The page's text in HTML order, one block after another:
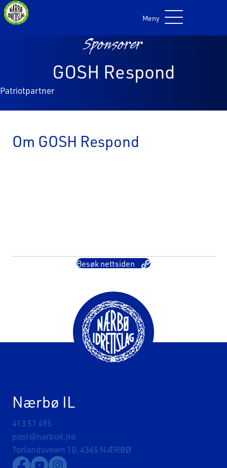
Meny
Sponsorer
GOSH Respond
Patriotpartner
Om GOSH Respond
Besøk nettsiden
Nærbø IL
413 57 495
post@narboil.no
Torlandsveien 10, 4365 NÆRBØ
Lenke til Nærbø Idrettslags Facebookside
Lenke til Nærbø Idrettslags YouTube-kanal
Lenke til Nærbø Idrettslags Instagram